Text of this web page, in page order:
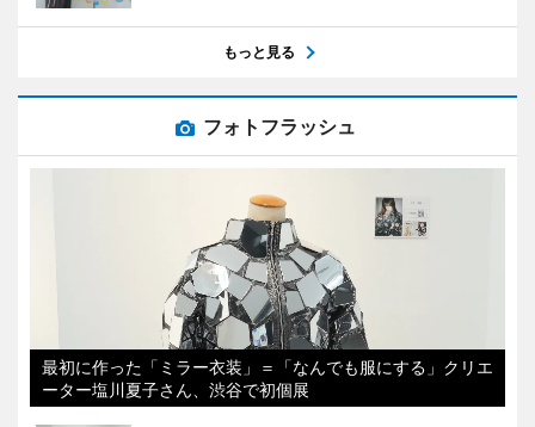
もっと見る
フォトフラッシュ
最初に作った「ミラー衣装」＝「なんでも服にする」クリエ
ーター塩川夏子さん、渋谷で初個展